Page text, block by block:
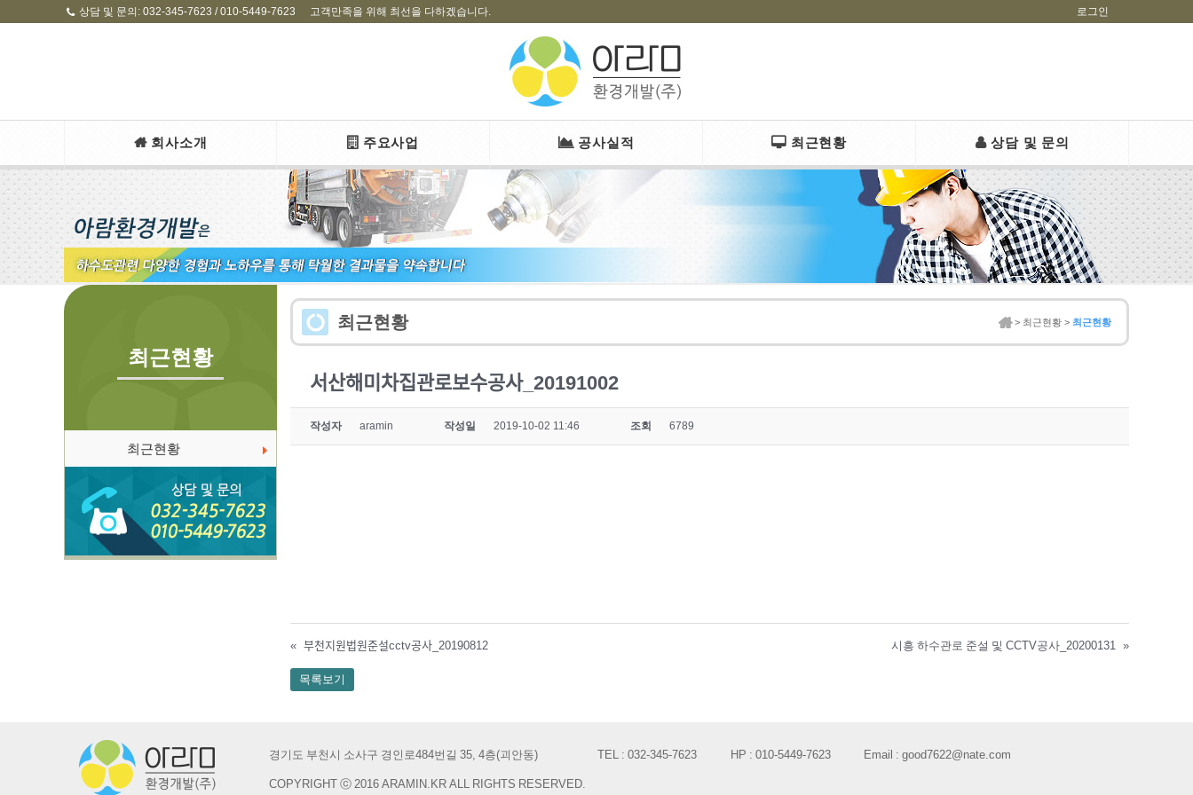
상담 및 문의: 032-345-7623 / 010-5449-7623 고객만족을 위해 최선을 다하겠습니다. 로그인
회사소개 주요사업 공사실적 최근현황 상담 및 문의
홈 > 최근현황 > 최근현황
최근현황
최근현황
최근현황
서산해미차집관로보수공사_20191002
작성자 aramin 작성일 2019-10-02 11:46 조회 6789
« 부천지원법원준설cctv공사_20190812 시흥 하수관로 준설 및 CCTV공사_20200131 »
목록보기
경기도 부천시 소사구 경인로484번길 35, 4층(괴안동) TEL : 032-345-7623 HP : 010-5449-7623 Email : good7622@nate.com
COPYRIGHT ⓒ 2016 ARAMIN.KR ALL RIGHTS RESERVED.